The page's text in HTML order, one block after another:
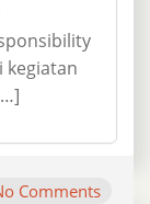
kegiatan
Comments